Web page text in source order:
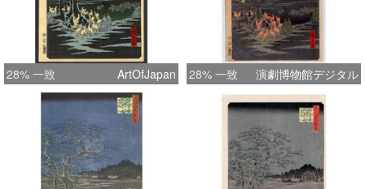
28% 一致 ArtOfJapan 28% 一致 演劇博物館デジタル